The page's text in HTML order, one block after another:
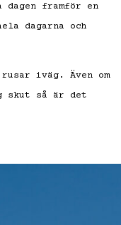
framför en
dagarna och
iväg. Även om
skut så är det